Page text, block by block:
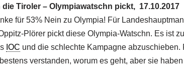
Tiroler – Olympiawatschn pickt, 17.10.2017
für 53% Nein zu Olympia! Für
Plörer pickt diese Olympia-Watschn. Es ist
IOC und die schlechte Kampagne abzuschieben.
verstanden, worum es geht, aber sie